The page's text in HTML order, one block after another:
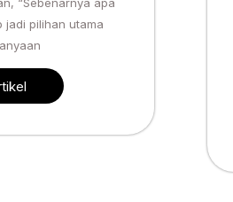
jadi pilihan utama